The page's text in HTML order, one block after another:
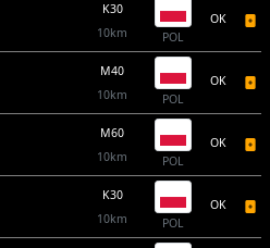
K30
10km
POL
OK
M40
10km
POL
OK
M60
10km
POL
OK
K30
10km
POL
OK